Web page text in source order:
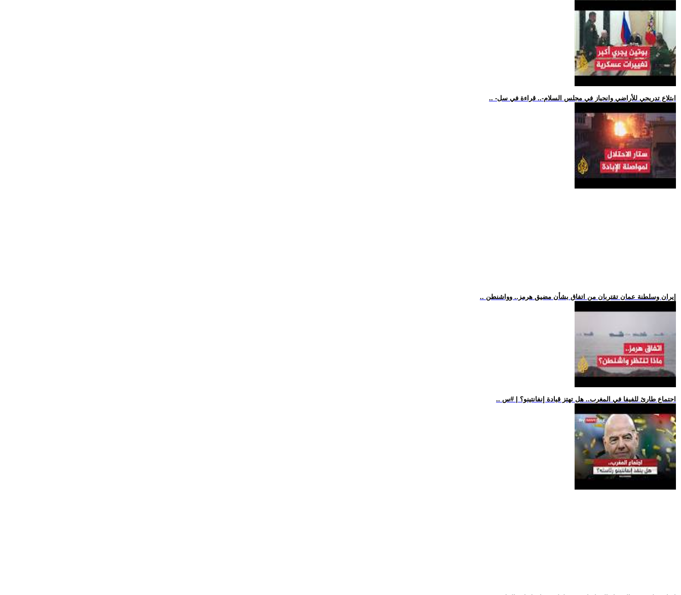
.. -ابتلاع تدريجي للأراضي وانحياز في مجلس السلام-.. قراءة في سل
.. إيران وسلطنة عمان تقتربان من اتفاق بشأن مضيق هرمز.. وواشنطن
.. اجتماع طارئ للفيفا في المغرب.. هل تهتز قيادة إنفانتينو؟ | #س